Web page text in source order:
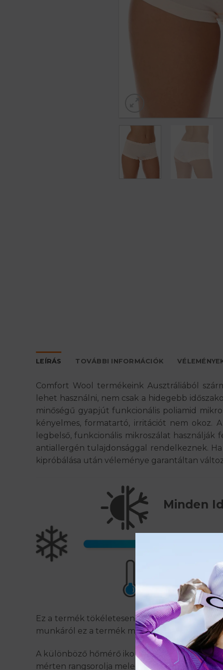
LEÍRÁS TOVÁBBI INFORMÁCIÓK
Comfort Wool termékeink Ausztráliából
lehet használni, nem csak a hidegebb
minőségű gyapjút funkcionális poliamid
kényelmes, formatartó, irritációt nem okoz.
legbelső, funkcionális mikroszálat
antiallergén tulajdonsággal rendelkeznek.
kipróbálása után véleménye garantáltan
Minden
Ez a termék tökéletesen szabályozza a test
munkáról ez a termék minden külölmény
A különböző hőmérő ikonokra kattintva
mérten rangsorolja melegségérzet